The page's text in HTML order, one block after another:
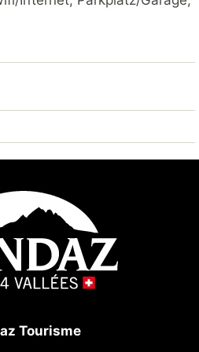
sind gut erreichbar:
Vieux 1.8 km. Bitte
Tourisme